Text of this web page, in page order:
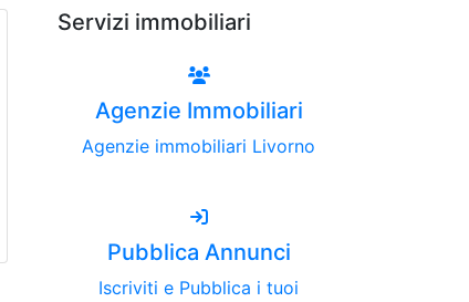
Servizi immobiliari
Agenzie Immobiliari
Agenzie immobiliari Livorno
Pubblica Annunci
Iscriviti e Pubblica i tuoi